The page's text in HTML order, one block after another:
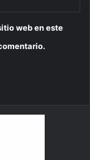
web en este